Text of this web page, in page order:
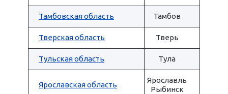
Тамбовская область Тамбов
Тверская область Тверь
Тульская область Тула
Ярославская область
Ярославль
Рыбинск